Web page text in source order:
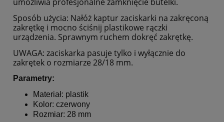
Sposób użycia: Nałóż kaptur zaciskarki na zakręconą
zakrętkę i mocno ściśnij plastikowe rączki
urządzenia. Sprawnym ruchem dokręć zakrętkę.
UWAGA: zaciskarka pasuje tylko i wyłącznie do
zakrętek o rozmiarze 28/18 mm.
Parametry:
Materiał: plastik
Kolor: czerwony
Rozmiar: 28 mm